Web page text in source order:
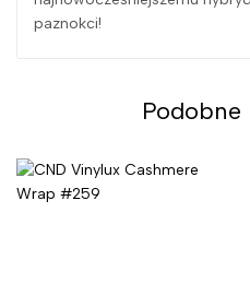
paznokci!